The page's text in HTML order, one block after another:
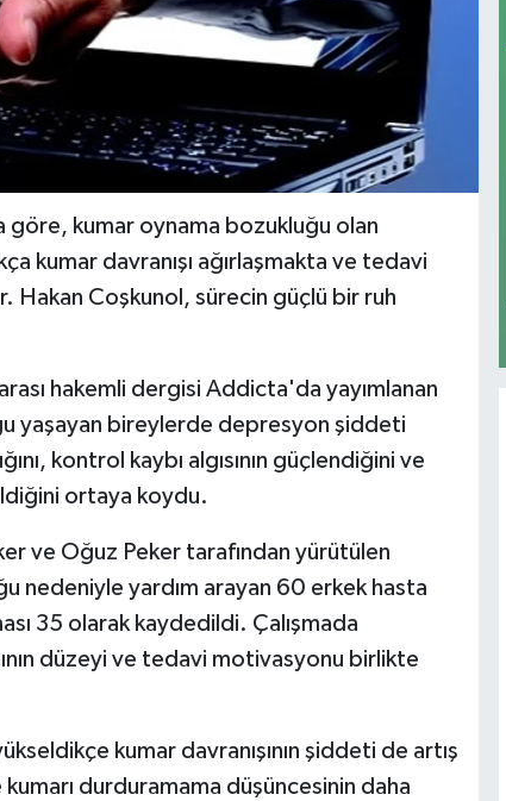
göre, kumar oynama bozukluğu olan
kumar davranışı ağırlaşmakta ve tedavi
Hakan Coşkunol, sürecin güçlü bir ruh
hakemli dergisi Addicta'da yayımlanan
yaşayan bireylerde depresyon şiddeti
kontrol kaybı algısının güçlendiğini ve
ortaya koydu.
ve Oğuz Peker tarafından yürütülen
nedeniyle yardım arayan 60 erkek hasta
35 olarak kaydedildi. Çalışmada
düzeyi ve tedavi motivasyonu birlikte
kumar davranışının şiddeti de artış
durduramama düşüncesinin daha